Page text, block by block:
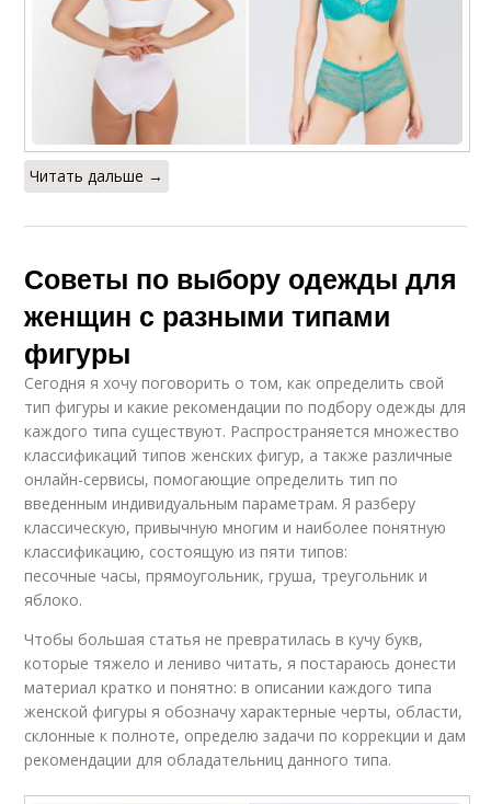
Читать дальше →
Советы по выбору одежды для
женщин с разными типами
фигуры
Сегодня я хочу поговорить о том, как определить свой
тип фигуры и какие рекомендации по подбору одежды для
каждого типа существуют. Распространяется множество
классификаций типов женских фигур, а также различные
онлайн-сервисы, помогающие определить тип по
введенным индивидуальным параметрам. Я разберу
классическую, привычную многим и наиболее понятную
классификацию, состоящую из пяти типов:
песочные часы, прямоугольник, груша, треугольник и
яблоко.
Чтобы большая статья не превратилась в кучу букв,
которые тяжело и лениво читать, я постараюсь донести
материал кратко и понятно: в описании каждого типа
женской фигуры я обозначу характерные черты, области,
склонные к полноте, определю задачи по коррекции и дам
рекомендации для обладательниц данного типа.